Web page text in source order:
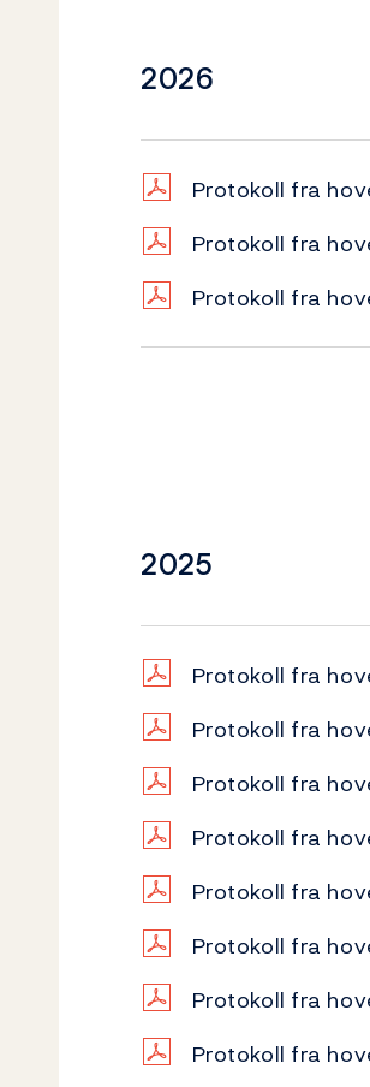
2026
Protokoll fra
Protokoll fra
Protokoll fra
2025
Protokoll fra
Protokoll fra
Protokoll fra
Protokoll fra
Protokoll fra
Protokoll fra
Protokoll fra
Protokoll fra